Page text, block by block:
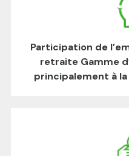
Participation de
retraite Gamme
principalement à